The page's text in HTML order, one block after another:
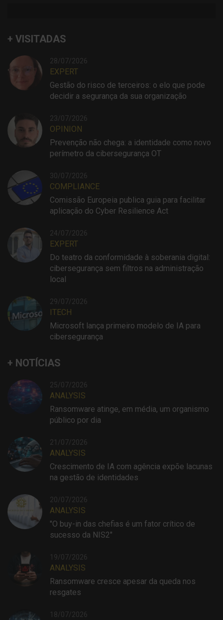
+ VISITADAS
28/07/2026
EXPERT
Gestão do risco de terceiros: o elo que pode
decidir a segurança da sua organização
23/07/2026
OPINION
Prevenção não chega: a identidade como novo
perímetro da cibersegurança OT
30/07/2026
COMPLIANCE
Comissão Europeia publica guia para facilitar
aplicação do Cyber Resilience Act
24/07/2026
EXPERT
Do teatro da conformidade à soberania digital:
cibersegurança sem filtros na administração
local
29/07/2026
ITECH
Microsoft lança primeiro modelo de IA para
cibersegurança
+ NOTÍCIAS
25/07/2026
ANALYSIS
Ransomware atinge, em média, um organismo
público por dia
21/07/2026
ANALYSIS
Crescimento de IA com agência expõe lacunas
na gestão de identidades
20/07/2026
ANALYSIS
"O buy-in das chefias é um fator crítico de
sucesso da NIS2"
19/07/2026
ANALYSIS
Ransomware cresce apesar da queda nos
resgates
18/07/2026